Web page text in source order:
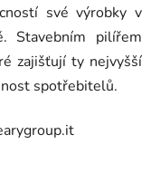
své výrobky v
Stavebním pilířem
zajišťují ty nejvyšší
spotřebitelů.